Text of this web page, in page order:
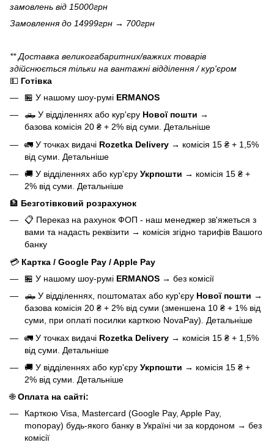
замовлень від 15000грн
Замовлення до 14999грн → 700грн
** Доставка великогабаритних/важких товарів
здійснюється тільки на вантажні відділення / кур'єром
💵 Готівка
🏪 У нашому шоу-румі ERMANOS
🛻 У відділеннях або кур'єру Нової пошти →
базова комісія 20 ₴ + 2% від суми. Детальніше
🚛 У точках видачі Rozetka Delivery → комісія 15 ₴ + 1,5%
від суми. Детальніше
🚚 У відділеннях або кур'єру Укрпошти → комісія 15 ₴ +
2% від суми. Детальніше
🏦 Безготівковий розрахунок
📋 Переказ на рахунок ФОП - наш менеджер зв'яжеться з
вами та надасть реквізити → комісія згідно тарифів Вашого
банку
💳 Картка / Google Pay / Apple Pay
🏪 У нашому шоу-румі ERMANOS → без комісії
🛻 У відділеннях, поштоматах або кур'єру Нової пошти →
базова комісія 20 ₴ + 2% від суми (зменшена 10 ₴ + 1% від
суми, при оплаті посилки карткою NovaPay). Детальніше
🚛 У точках видачі Rozetka Delivery → комісія 15 ₴ + 1,5%
від суми. Детальніше
🚚 У відділеннях або кур'єру Укрпошти → комісія 15 ₴ +
2% від суми. Детальніше
🌐Оплата на сайті:
Карткою Visa, Mastercard (Google Pay, Apple Pay,
monopay) будь-якого банку в Україні чи за кордоном → без
комісії